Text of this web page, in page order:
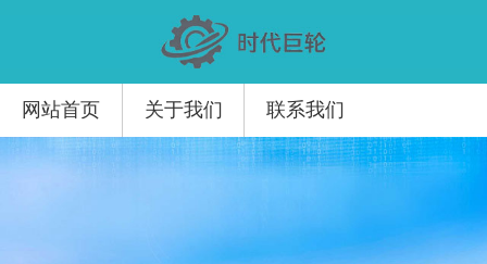
网站首页 关于我们 联系我们